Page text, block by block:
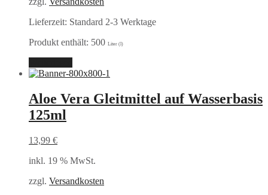
Lieferzeit: Standard 2-3 Werktage
Produkt enthält: 500 Liter (l)
Aloe Vera Gleitmittel auf Wasserbasis
125ml
13,99 €
inkl. 19 % MwSt.
zzgl. Versandkosten